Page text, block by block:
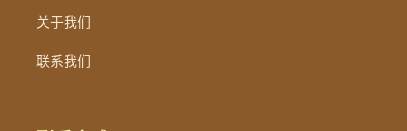
关于我们
联系我们